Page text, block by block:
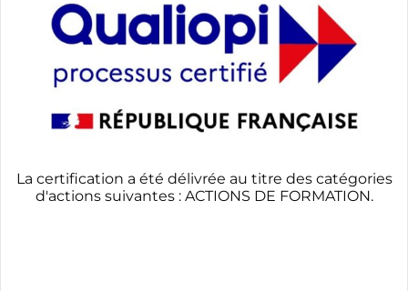
La certification a été délivrée au titre des catégories
d'actions suivantes : ACTIONS DE FORMATION.